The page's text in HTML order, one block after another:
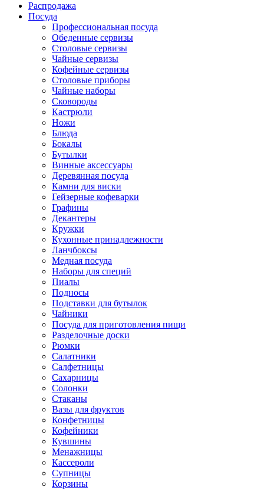
Распродажа
Посуда
Профессиональная посуда
Обеденные сервизы
Столовые сервизы
Чайные сервизы
Кофейные сервизы
Столовые приборы
Чайные наборы
Сковороды
Кастрюли
Ножи
Блюда
Бокалы
Бутылки
Винные аксессуары
Деревянная посуда
Камни для виски
Гейзерные кофеварки
Графины
Декантеры
Кружки
Кухонные принадлежности
Ланчбоксы
Медная посуда
Наборы для специй
Пиалы
Подносы
Подставки для бутылок
Чайники
Посуда для приготовления пищи
Разделочные доски
Рюмки
Салатники
Салфетницы
Сахарницы
Солонки
Стаканы
Вазы для фруктов
Конфетницы
Кофейники
Кувшины
Менажницы
Кассероли
Супницы
Корзины